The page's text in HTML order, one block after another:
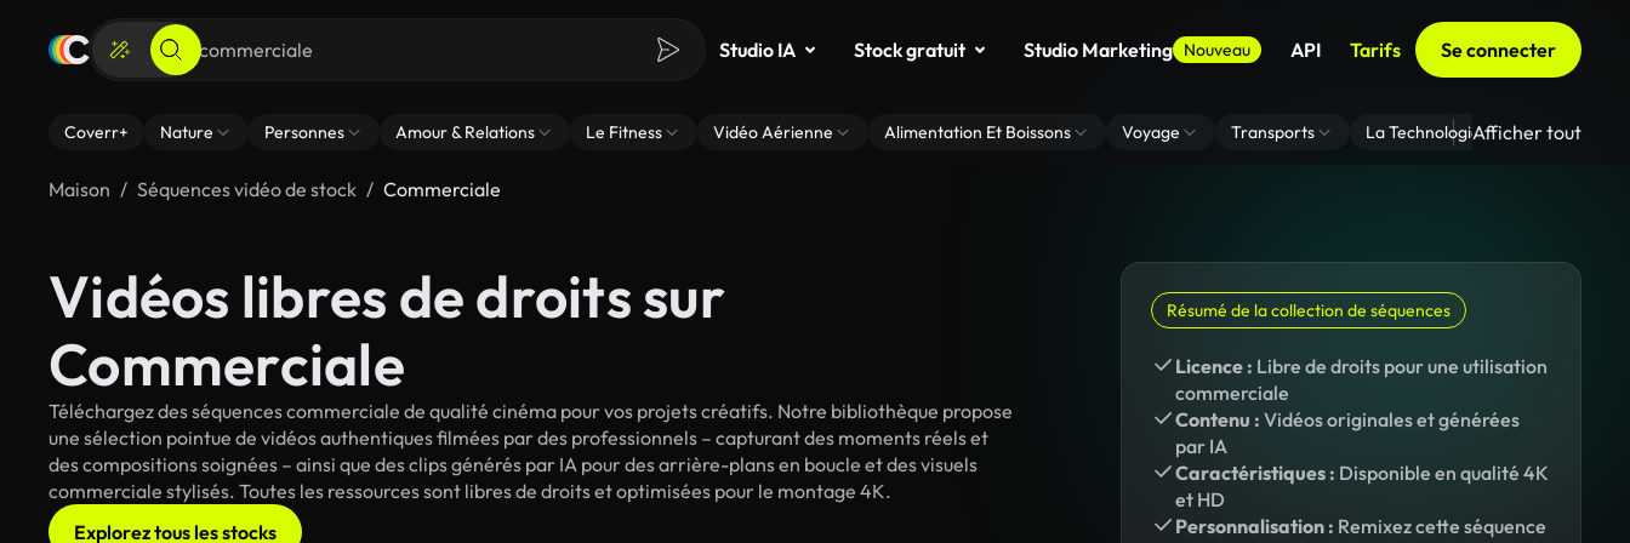
Studio IA Stock gratuit Studio Marketing Nouveau API Tarifs Se connecter
Coverr+ Nature Personnes Amour & Relations Le Fitness Vidéo Aérienne Alimentation Et Boissons Voyage Transports La Technologie Zoom En
Afficher tout
Maison Séquences vidéo de stock Commerciale
Vidéos libres de droits sur
Commerciale
Téléchargez des séquences commerciale de qualité cinéma pour vos projets créatifs. Notre bibliothèque propose
une sélection pointue de vidéos authentiques filmées par des professionnels – capturant des moments réels et
des compositions soignées – ainsi que des clips générés par IA pour des arrière-plans en boucle et des visuels
commerciale stylisés. Toutes les ressources sont libres de droits et optimisées pour le montage 4K.
Explorez tous les stocks
Résumé de la collection de séquences
Licence : Libre de droits pour une utilisation
commerciale
Contenu : Vidéos originales et générées
par IA
Caractéristiques : Disponible en qualité 4K
et HD
Personnalisation : Remixez cette séquence